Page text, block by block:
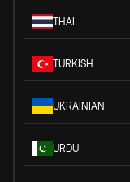
THAI
TURKISH
UKRAINIAN
URDU